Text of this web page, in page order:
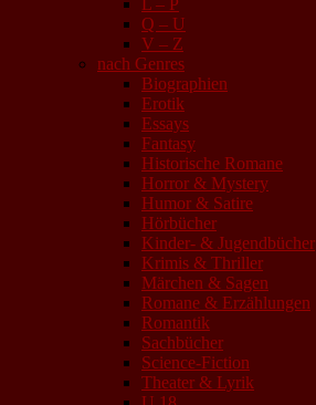
Q – U
V – Z
nach Genres
Biographien
Erotik
Essays
Fantasy
Historische Romane
Horror & Mystery
Humor & Satire
Hörbücher
Kinder- & Jugendbücher
Krimis & Thriller
Märchen & Sagen
Romane & Erzählungen
Romantik
Sachbücher
Science-Fiction
Theater & Lyrik